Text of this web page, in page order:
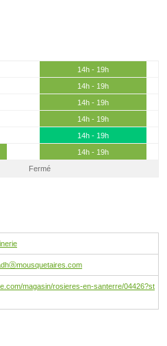
14h - 19h
14h - 19h
14h - 19h
14h - 19h
14h - 19h
14h - 19h
Fermé
magasin/rosieres-en-santerre/04426?st